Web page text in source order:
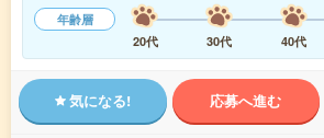
年齢層
20代
30代 40代
気になる! 応募へ進む